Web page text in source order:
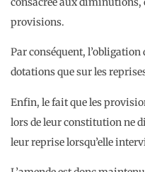
provisions.
Par conséquent,
dotations que sur les
Enfin, le fait que les
lors de leur constitution ne
leur reprise lorsqu’elle